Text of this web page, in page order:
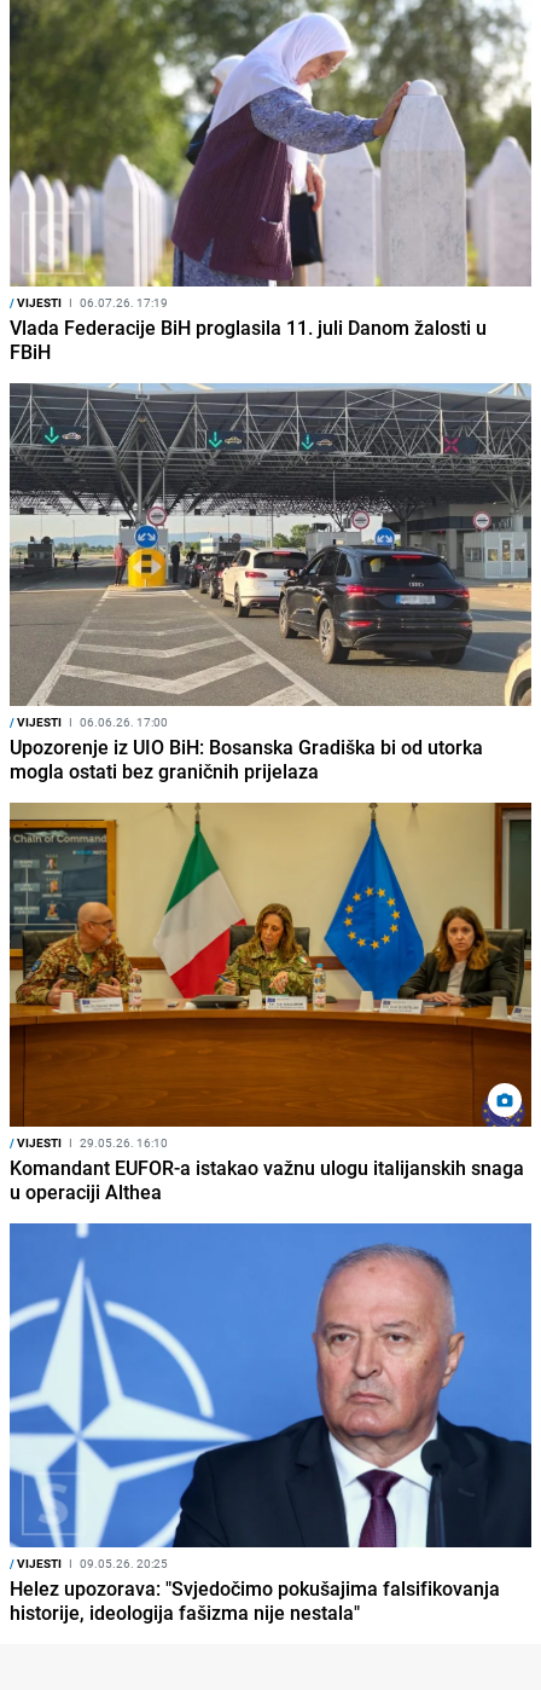
/VIJESTI I 06.07.26. 17:19
Vlada Federacije BiH proglasila 11. juli Danom žalosti u
FBiH
/VIJESTI I 06.06.26. 17:00
Upozorenje iz UIO BiH: Bosanska Gradiška bi od utorka
mogla ostati bez graničnih prijelaza
/VIJESTI I 29.05.26. 16:10
Komandant EUFOR-a istakao važnu ulogu italijanskih snaga
u operaciji Althea
/VIJESTI I 09.05.26. 20:25
Helez upozorava: "Svjedočimo pokušajima falsifikovanja
historije, ideologija fašizma nije nestala"